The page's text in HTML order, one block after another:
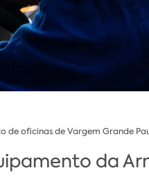
oficinas de Vargem Grande
da